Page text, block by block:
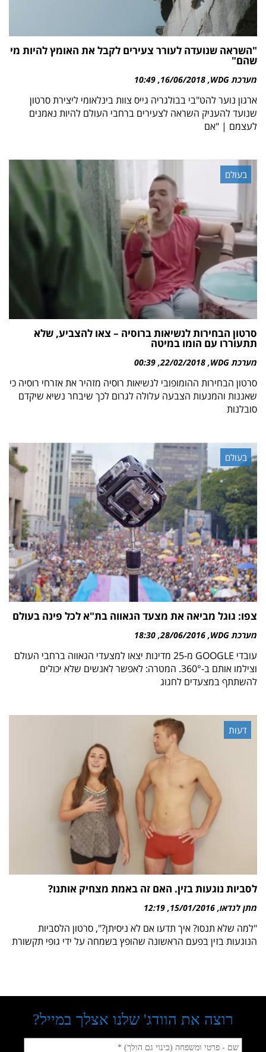
"השראה שנועדה לעורר צעירים לקבל את האומץ להיות מי
שהם"
מערכת WDG 16/06/2018
10:49
ארגון נוער להט"בי בבולגריה גייס צוות בינלאומי ליצירת סרטון
שנועד להעניק השראה לצעירים ברחבי העולם להיות נאמנים
לעצמם | "אם
בעולם
סרטון הבחירות לנשיאות ברוסיה – צאו להצביע, שלא
תתעוררו עם הומו במיטה
מערכת WDG 22/02/2018
00:39
סרטון הבחירות ההומופובי לנשיאות רוסיה מזהיר את אזרחי רוסיה כי
שאננות והמנעות הצבעה עלולה לגרום לכך שיבחר נשיא שיקדם
סובלנות
בעולם
צפו: גוגל מביאה את מצעד הגאווה בת"א לכל פינה בעולם
מערכת WDG 28/06/2016
18:30
עובדי GOOGLE מ-25 מדינות יצאו למצעדי הגאווה ברחבי העולם
וצילמו אותם ב-°‏360. המטרה: לאפשר לאנשים שלא יכולים
להשתתף במצעדים לחגוג
דעות
לסביות נוגעות בזין. האם זה באמת מצחיק אותנו?
מתן לנדאו 15/01/2016
12:19
"למה שלא תנסו? איך תדעו אם לא ניסיתן?", סרטון הלסביות
הנוגעות בזין בפעם הראשונה שהופץ בשמחה על ידי גופי תקשורת